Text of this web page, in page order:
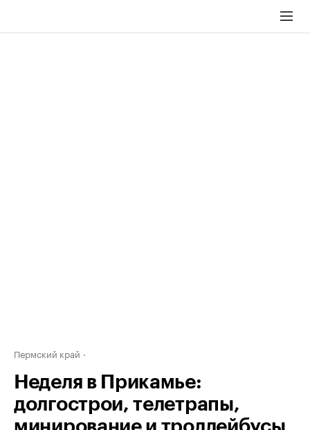
Пермский край
Неделя в Прикамье:
долгострои, телетрапы,